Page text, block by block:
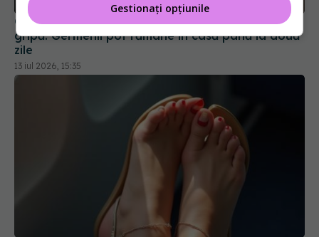
Greșeala de curățenie pe care o facem după
gripă. Germenii pot rămâne în casă până la două
zile
13 iul 2026, 15:35
Gestionați opțiunile